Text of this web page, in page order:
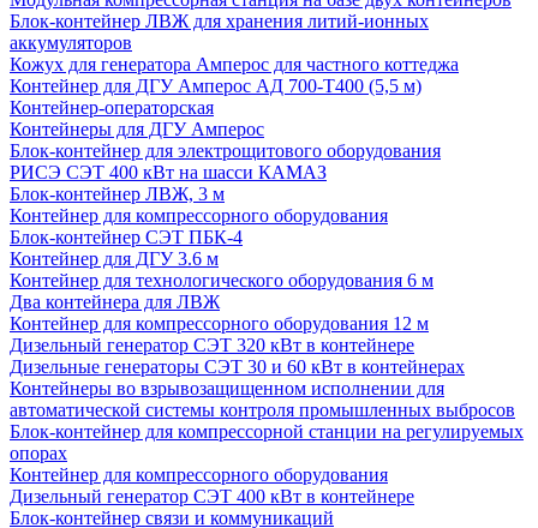
Блок-контейнер ЛВЖ для хранения литий-ионных
аккумуляторов
Кожух для генератора Амперос для частного коттеджа
Контейнер для ДГУ Амперос АД 700-Т400 (5,5 м)
Контейнер-операторская
Контейнеры для ДГУ Амперос
Блок-контейнер для электрощитового оборудования
РИСЭ СЭТ 400 кВт на шасси КАМАЗ
Блок-контейнер ЛВЖ, 3 м
Контейнер для компрессорного оборудования
Блок-контейнер СЭТ ПБК-4
Контейнер для ДГУ 3.6 м
Контейнер для технологического оборудования 6 м
Два контейнера для ЛВЖ
Контейнер для компрессорного оборудования 12 м
Дизельный генератор СЭТ 320 кВт в контейнере
Дизельные генераторы СЭТ 30 и 60 кВт в контейнерах
Контейнеры во взрывозащищенном исполнении для
автоматической системы контроля промышленных выбросов
Блок-контейнер для компрессорной станции на регулируемых
опорах
Контейнер для компрессорного оборудования
Дизельный генератор СЭТ 400 кВт в контейнере
Блок-контейнер связи и коммуникаций